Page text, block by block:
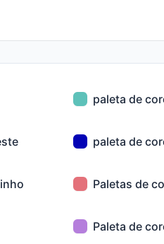
paleta de
paleta de
Paletas de
Paleta de